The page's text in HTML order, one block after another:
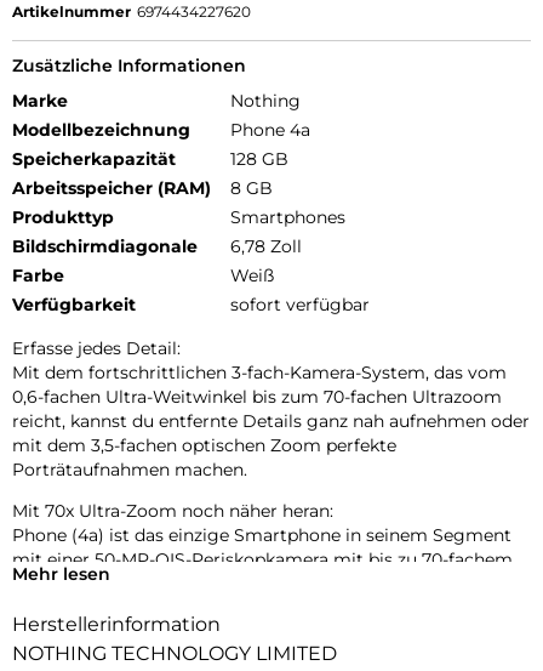
Artikelnummer 6974434227620
Zusätzliche Informationen
Marke
Nothing
Modellbezeichnung
Phone 4a
Speicherkapazität
128 GB
Arbeitsspeicher (RAM)
8 GB
Produkttyp
Smartphones
Bildschirmdiagonale
6,78 Zoll
Farbe
Weiß
Verfügbarkeit
sofort verfügbar
Erfasse jedes Detail:
Mit dem fortschrittlichen 3-fach-Kamera-System, das vom
0,6-fachen Ultra-Weitwinkel bis zum 70-fachen Ultrazoom
reicht, kannst du entfernte Details ganz nah aufnehmen oder
mit dem 3,5-fachen optischen Zoom perfekte
Porträtaufnahmen machen.
Mit 70x Ultra-Zoom noch näher heran:
Phone (4a) ist das einzige Smartphone in seinem Segment
mit einer 50-MP-OIS-Periskopkamera mit bis zu 70-fachem
Ultra-Zoom. Entwickelt, um Details in jeder Entfernung
Tetraprismen-Periskop-Zoom:
Mehr lesen
Herstellerinformation
NOTHING TECHNOLOGY LIMITED